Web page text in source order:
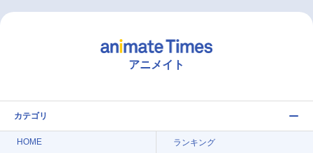
アニメイト
カテゴリ
HOME ランキング